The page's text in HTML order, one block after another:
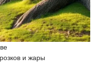
и жары